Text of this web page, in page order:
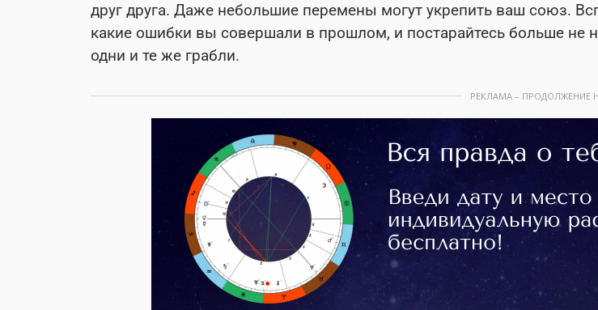
друг друга. Даже небольшие перемены могут укрепить ваш союз.
какие ошибки вы совершали в прошлом, и постарайтесь больше не
одни и те же грабли.
РЕКЛАМА – ПРОДОЛЖЕНИЕ